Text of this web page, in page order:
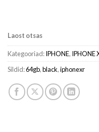
Laost otsas
Kategooriad:IPHONE, IPHONE
Sildid:64gb,black,iphonexr